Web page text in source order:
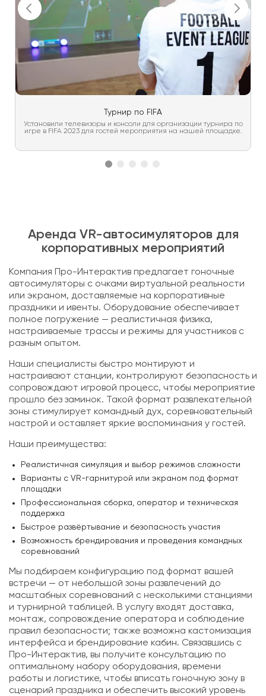
Турнир по FIFA
Установили телевизоры и консоли для организации турнира по
игре в FIFA 2023 для гостей мероприятия на нашей площадке.
Аренда VR-автосимуляторов для
корпоративных мероприятий
Компания Про-Интерактив предлагает гоночные
автосимуляторы с очками виртуальной реальности
или экраном, доставляемые на корпоративные
праздники и ивенты. Оборудование обеспечивает
полное погружение — реалистичная физика,
настраиваемые трассы и режимы для участников с
разным опытом.
Наши специалисты быстро монтируют и
настраивают станции, контролируют безопасность и
сопровождают игровой процесс, чтобы мероприятие
прошло без заминок. Такой формат развлекательной
зоны стимулирует командный дух, соревновательный
настрой и оставляет яркие воспоминания у гостей.
Наши преимущества:
Реалистичная симуляция и выбор режимов сложности
Варианты с VR-гарнитурой или экраном под формат
площадки
Профессиональная сборка, оператор и техническая
поддержка
Быстрое развёртывание и безопасность участия
Возможность брендирования и проведения командных
соревнований
Мы подбираем конфигурацию под формат вашей
встречи — от небольшой зоны развлечений до
масштабных соревнований с несколькими станциями
и турнирной таблицей. В услугу входят доставка,
монтаж, сопровождение оператора и соблюдение
правил безопасности; также возможна кастомизация
интерфейса и брендирование кабин. Связавшись с
Про-Интерактив, вы получите консультацию по
оптимальному набору оборудования, времени
работы и логистике, чтобы вписать гоночную зону в
сценарий праздника и обеспечить высокий уровень